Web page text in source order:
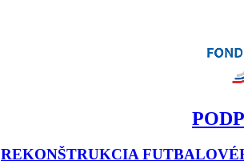
REKONŠTRUKCIA